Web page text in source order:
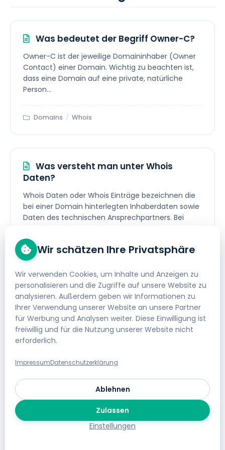
Was bedeutet der Begriff Owner-C?
Owner-C ist der jeweilige Domaininhaber (Owner
Contact) einer Domain. Wichtig zu beachten ist,
dass eine Domain auf eine private, natürliche
Person...
Domains / Whois
Was versteht man unter Whois
Daten?
Whois Daten oder Whois Einträge bezeichnen die
bei einer Domain hinterlegten Inhaberdaten sowie
Daten des technischen Ansprechpartners. Bei
Domains / Whois
Was ist die Owner-C Verifizierung?
Bei der Neuregistrierung oder der
Inhaberdatenänderung von gewissen
Domainendungen (zB. .com, .net, etc) erhalten Sie
Wir schätzen Ihre Privatsphäre
Wir verwenden Cookies, um Inhalte und Anzeigen zu
personalisieren und die Zugriffe auf unsere Website zu
analysieren. Außerdem geben wir Informationen zu
Ihrer Verwendung unserer Website an unsere Partner
für Werbung und Analysen weiter. Diese Einwilligung ist
freiwillig und für die Nutzung unserer Website nicht
erforderlich.
ImpressumDatenschutzerklärung
Einstellungen
Ablehnen
Zulassen